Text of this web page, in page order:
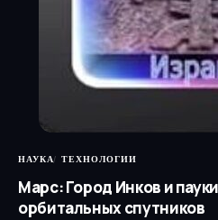
НАУКА ТЕХНОЛОГИИ
Марс: Город Инков и
орбитальных спутников